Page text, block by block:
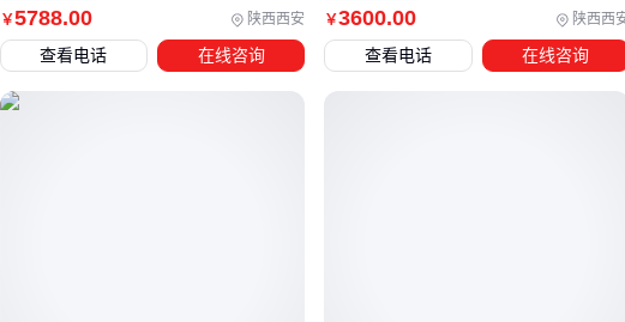
估而非单纯装置参数对比。
￥5788.00 陕西西安
查看电话 在线咨询
￥3600.00 陕西西
查看电话 在线咨询